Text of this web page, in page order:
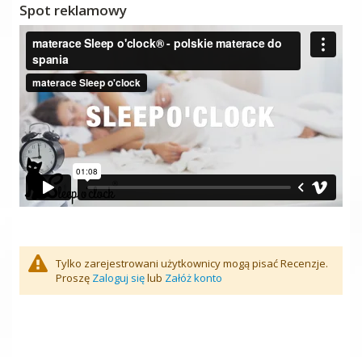
Spot reklamowy
Tylko zarejestrowani użytkownicy mogą pisać Recenzje.
Proszę Zaloguj sięlub Załóż konto